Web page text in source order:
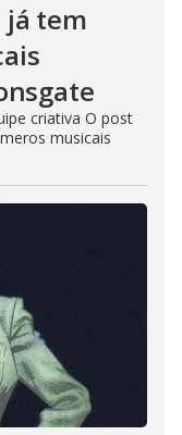
já tem
criativa O post
musicais